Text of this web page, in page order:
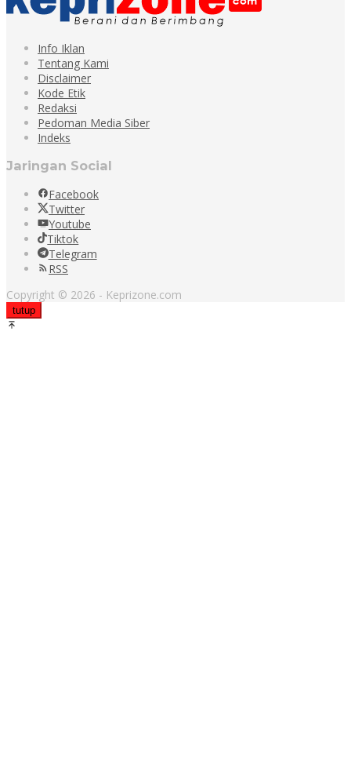
Info Iklan
Tentang Kami
Disclaimer
Kode Etik
Redaksi
Pedoman Media Siber
Indeks
Jaringan Social
Facebook
Twitter
Youtube
Tiktok
Telegram
RSS
Copyright © 2026 - Keprizone.com
tutup